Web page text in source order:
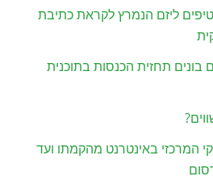
ליזם הנמרץ לקראת כתיבת
בונים תחזית הכנסות בתוכנית
המרכזי באינטרנט מהקמתו ועד